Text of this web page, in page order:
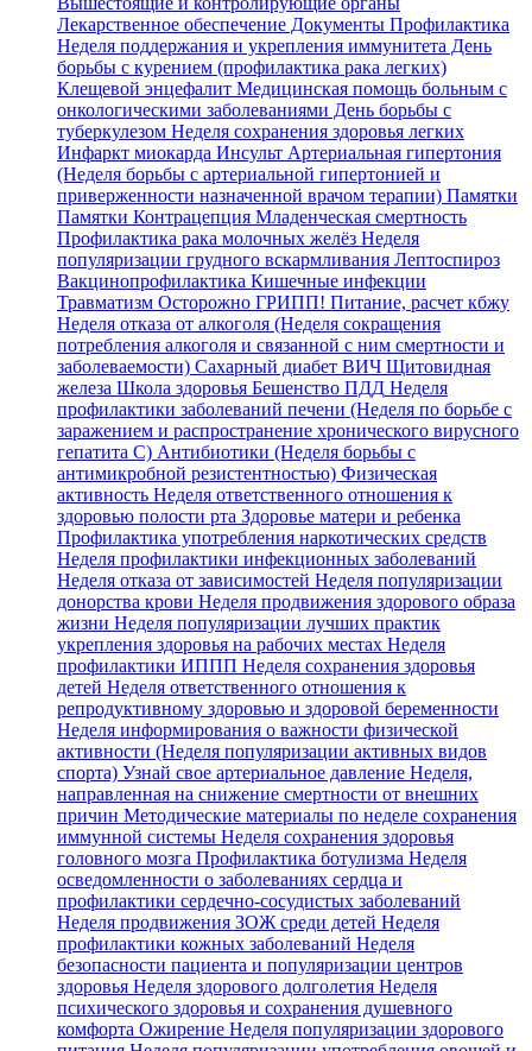
Лекарственное обеспечение Документы Профилактика
Неделя поддержания и укрепления иммунитета День
борьбы с курением (профилактика рака легких)
Клещевой энцефалит Медицинская помощь больным с
онкологическими заболеваниями День борьбы с
туберкулезом Неделя сохранения здоровья легких
Инфаркт миокарда Инсульт Артериальная гипертония
(Неделя борьбы с артериальной гипертонией и
приверженности назначенной врачом терапии) Памятки
Памятки Контрацепция Младенческая смертность
Профилактика рака молочных желёз Неделя
популяризации грудного вскармливания Лептоспироз
Вакцинопрофилактика Кишечные инфекции
Травматизм Осторожно ГРИПП! Питание, расчет кбжу
Неделя отказа от алкоголя (Неделя сокращения
потребления алкоголя и связанной с ним смертности и
заболеваемости) Сахарный диабет ВИЧ Щитовидная
железа Школа здоровья Бешенство ПДД Неделя
профилактики заболеваний печени (Неделя по борьбе с
заражением и распространение хронического вирусного
гепатита С) Антибиотики (Неделя борьбы с
антимикробной резистентностью) Физическая
активность Неделя ответственного отношения к
здоровью полости рта Здоровье матери и ребенка
Профилактика употребления наркотических средств
Неделя профилактики инфекционных заболеваний
Неделя отказа от зависимостей Неделя популяризации
донорства крови Неделя продвижения здорового образа
жизни Неделя популяризации лучших практик
укрепления здоровья на рабочих местах Неделя
профилактики ИППП Неделя сохранения здоровья
детей Неделя ответственного отношения к
репродуктивному здоровью и здоровой беременности
Неделя информирования о важности физической
активности (Неделя популяризации активных видов
спорта) Узнай свое артериальное давление Неделя,
направленная на снижение смертности от внешних
причин Методические материалы по неделе сохранения
иммунной системы Неделя сохранения здоровья
головного мозга Профилактика ботулизма Неделя
осведомленности о заболеваниях сердца и
профилактики сердечно-сосудистых заболеваний
Неделя продвижения ЗОЖ среди детей Неделя
профилактики кожных заболеваний Неделя
безопасности пациента и популяризации центров
здоровья Неделя здорового долголетия Неделя
психического здоровья и сохранения душевного
комфорта Ожирение Неделя популяризации здорового